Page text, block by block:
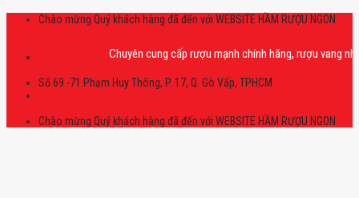
Skip
Chào mừng Quý khách hàng đã đến với WEBSITE HẦM RƯỢU NGON
Chuyên cung cấp rượu mạnh chính hãng, rượu vang nhập
Số 69 -71 Phạm Huy Thông, P. 17, Q. Gò Vấp, TPHCM
Chào mừng Quý khách hàng đã đến với WEBSITE HẦM RƯỢU NGON